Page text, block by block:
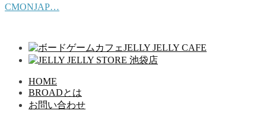
CMONJAP…
HOME
BROADとは
お問い合わせ